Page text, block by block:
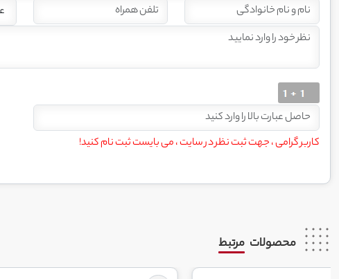
کاربر گرامی ، جهت ثبت نظر در سایت ، می بایست ثبت نام کنید!
محصولات مرتبط